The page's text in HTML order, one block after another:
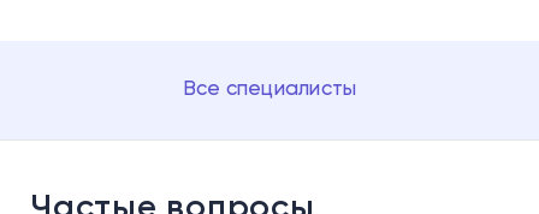
Все специалисты